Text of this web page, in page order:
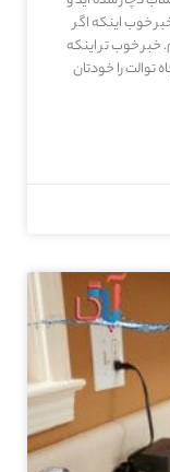
خوب اینکه اگر
خبر خوب تر اینکه
را خودتان